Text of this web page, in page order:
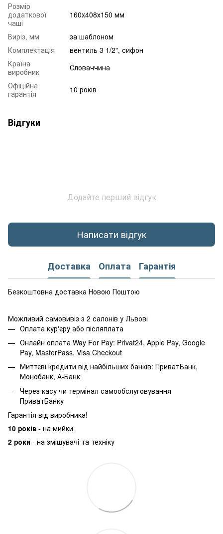
Розмір
додаткової
чаші
160х408х150 мм
Виріз, мм
за шаблоном
Комплектація
вентиль 3 1/2", сифон
Країна
виробник
Словаччина
Офіційна
гарантія
10 років
Відгуки
Додайте перший відгук
Написати відгук
Доставка Оплата Гарантія
Безкоштовна доставка Новою Поштою
Можливий самовивіз з 2 салонів у Львові
Оплата кур'єру або післяплата
Онлайн оплата Way For Pay: Privat24, Apple Pay, Google
Pay, MasterPass, Visa Checkout
Миттєві кредити від найбільших банків: ПриватБанк,
Монобанк, А-Банк
Через касу чи термінал самообслуговування
ПриватБанку
Гарантія від виробника!
10 років - на мийки
2 роки - на змішувачі та техніку